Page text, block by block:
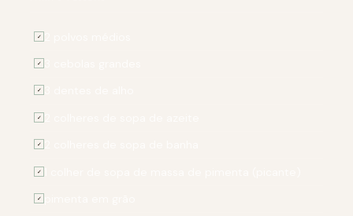
✓
✓
✓
✓
✓
✓
✓